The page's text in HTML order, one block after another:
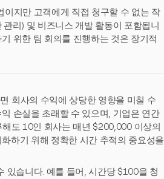
지만 고객에게 직접 청구할 수 없는 작
리) 및 비즈니스 개발 활동이 포함됩니
위한 팀 회의를 진행하는 것은 장기적
회사의 수익에 상당한 영향을 미칠 수
손실을 초래할 수 있으며, 기업은 연간
도 10인 회사는 매년 $200,000 이상의
하기 위해 정확한 시간 추적의 중요성을
있습니다. 예를 들어, 시간당 $100을 청